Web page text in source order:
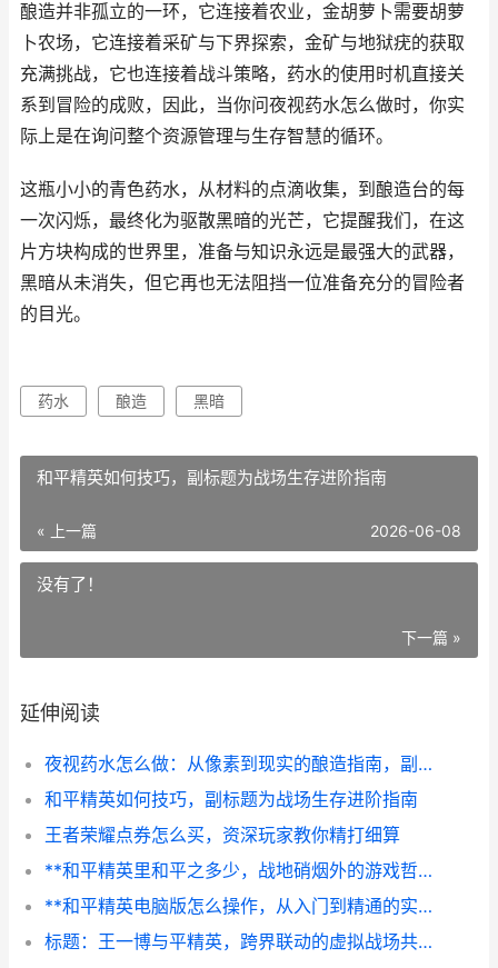
酿造并非孤立的一环，它连接着农业，金胡萝卜需要胡萝
卜农场，它连接着采矿与下界探索，金矿与地狱疣的获取
充满挑战，它也连接着战斗策略，药水的使用时机直接关
系到冒险的成败，因此，当你问夜视药水怎么做时，你实
际上是在询问整个资源管理与生存智慧的循环。
这瓶小小的青色药水，从材料的点滴收集，到酿造台的每
一次闪烁，最终化为驱散黑暗的光芒，它提醒我们，在这
片方块构成的世界里，准备与知识永远是最强大的武器，
黑暗从未消失，但它再也无法阻挡一位准备充分的冒险者
的目光。
药水 酿造 黑暗
和平精英如何技巧，副标题为战场生存进阶指南
« 上一篇 2026-06-08
没有了！
下一篇 »
延伸阅读
夜视药水怎么做：从像素到现实的酿造指南，副标题：一位老玩家的材料收集与合成心得
和平精英如何技巧，副标题为战场生存进阶指南
王者荣耀点券怎么买，资深玩家教你精打细算
**和平精英里和平之多少，战地硝烟外的游戏哲思副标题：枪火与安宁的边界追问**
**和平精英电脑版怎么操作，从入门到精通的实战指南**
标题：王一博与平精英，跨界联动的虚拟战场共鸣副标题，当明星光环相遇战术竞技的热血世界